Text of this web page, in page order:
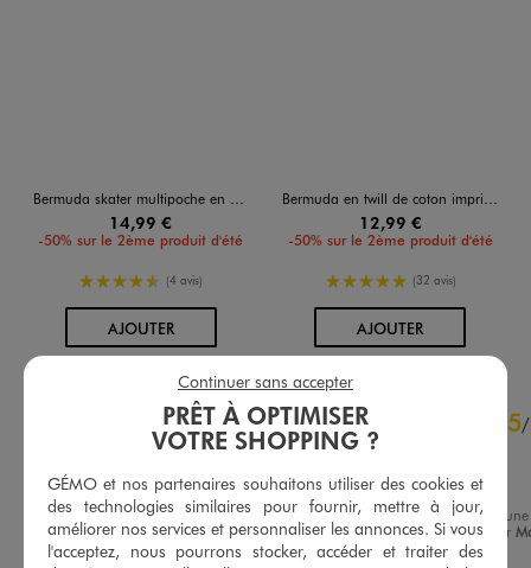
Bermuda skater multipoche en coton garçon
14,99 €
-50% sur le 2ème produit d'été
4.5/5 de moyenne
(4 avis)
AJOUTERAU PANIER
Bermuda en twill de coton imprimé tropical garçon
12,99 €
-50% sur le 2ème produit d'été
5/5 de moyenne
(32 avis)
AJOUTERAU PANIER
5/5
Basé sur 7 avis soumis à un
contrôle
5/
Avis vérifié et récompensé
Top
Avis du 16/07/2026
, suite à une
expérience du02/07/2026 par
Charlotte C.
PRÊT À OPTIMISER
VOTRE SHOPPING ?
GÉMO et nos partenaires souhaitons utiliser des cookies et
des technologies similaires pour fournir, mettre à jour,
améliorer nos services et personnaliser les annonces. Si vous
l'acceptez, nous pourrons stocker, accéder et traiter des
Continuer sans accepter